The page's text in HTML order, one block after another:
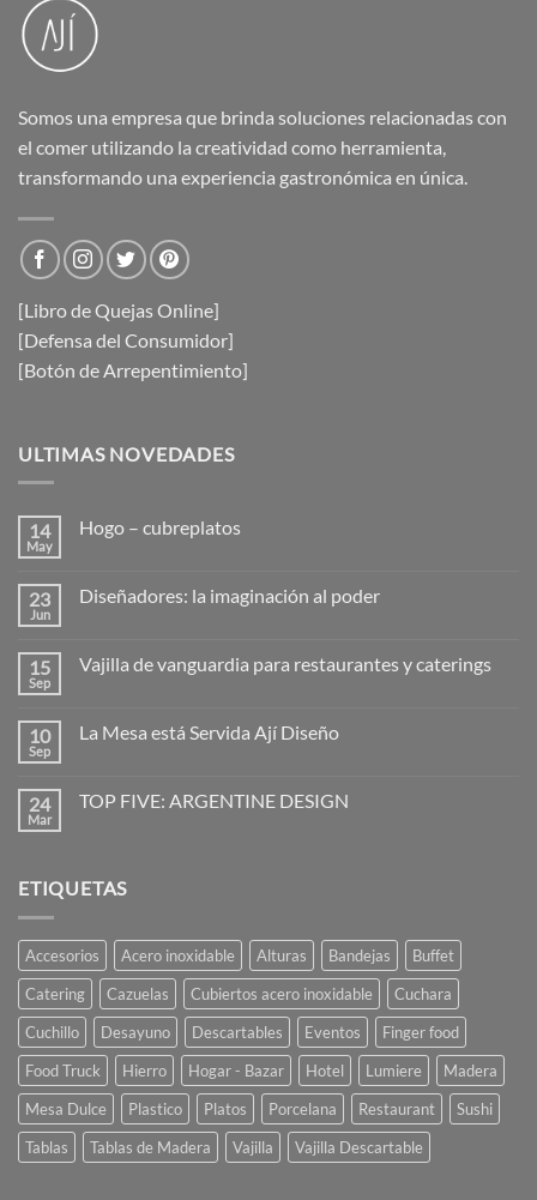
Somos una empresa que brinda soluciones relacionadas con
el comer utilizando la creatividad como herramienta,
transformando una experiencia gastronómica en única.
[Libro de Quejas Online]
[Defensa del Consumidor]
[Botón de Arrepentimiento]
ULTIMAS NOVEDADES
14
May
Hogo – cubreplatos
en
23
Jun
Diseñadores: la imaginación al poder
en
al
poder
15
Sep
Vajilla de vanguardia para restaurantes y caterings
en
para
restaurantes
10
Sep
La Mesa está Servida Ají Diseño
en
Ají
Diseño
24
Mar
TOP FIVE: ARGENTINE DESIGN
TOP
ETIQUETAS
Accesorios Acero inoxidable Alturas Bandejas
Buffet
Catering
Cazuelas Cubiertos acero inoxidable
Cuchara
Cuchillo
Desayuno Descartables Eventos
Finger food
Food Truck
Hierro Hogar - Bazar Hotel Lumiere
Madera
Mesa Dulce
Plastico Platos Porcelana Restaurant
Sushi
Tablas
Tablas de Madera Vajilla Vajilla Descartable